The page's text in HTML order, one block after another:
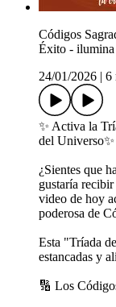
Códigos
Éxito -
24/01/2026
6
✨ Activa la
del Universo✨
¿Sientes que
gustaría recibir
video de hoy
poderosa de
Esta "Tríada
estancadas y
🔢 Los